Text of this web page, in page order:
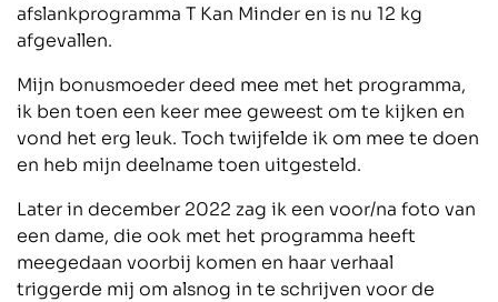
afslankprogramma T Kan Minder en is nu 12 kg
afgevallen.
Mijn bonusmoeder deed mee met het programma,
ik ben toen een keer mee geweest om te kijken en
vond het erg leuk. Toch twijfelde ik om mee te doen
en heb mijn deelname toen uitgesteld.
Later in december 2022 zag ik een voor/na foto van
een dame, die ook met het programma heeft
meegedaan voorbij komen en haar verhaal
triggerde mij om alsnog in te schrijven voor de